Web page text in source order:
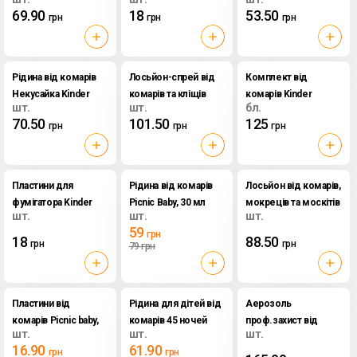
45 ночей Некусайка,
2 шт х 30 мл
69.90 грн
Некусайка
18 грн 53.50 грн
Рідина від комарів
Некусайка Kinder
без запаху 45 ночей
шт.
70.50 грн
Лосьйон-спрей від
комарів та кліщів
Profi, 100 мл
шт.
101.50 грн
Комплект від
комарів Kinder
фумігатор + рідина
45 ночей
бл.
125 грн
Пластини для
фумігатора Kinder
Некусайка
шт.
18 грн
Рідина від комарів
Picnic Baby, 30 мл
шт.
59 грн
79грн
Лосьйон від комарів,
мокреців та москітів
Family Picnic, 100 мл
шт.
88.50 грн
Пластини від
комарів Picnic baby,
10 шт/уп.
шт.
16.90 грн
Рідина для дітей від
комарів 45 ночей
Москітол, 30 мл
шт.
61.90 грн
Аерозоль
проф.захист від
комарів та кліщів
Москітол, 100 мл
шт.